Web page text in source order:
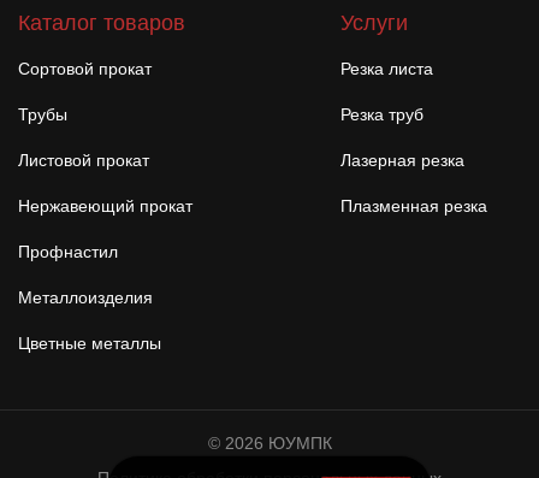
Каталог товаров
Сортовой прокат
Трубы
Листовой прокат
Нержавеющий прокат
Профнастил
Металлоизделия
Цветные металлы
Услуги
Резка листа
Резка труб
Лазерная резка
Плазменная резка
© 2026 ЮУМПК